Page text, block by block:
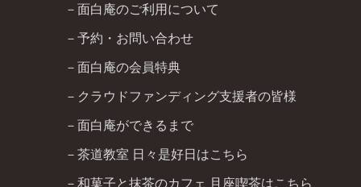
－面白庵のご利用について
－予約・お問い合わせ
－面白庵の会員特典
－クラウドファンディング支援者の皆様
－面白庵ができるまで
－茶道教室 日々是好日はこちら
－和菓子と抹茶のカフェ 且座喫茶はこちら